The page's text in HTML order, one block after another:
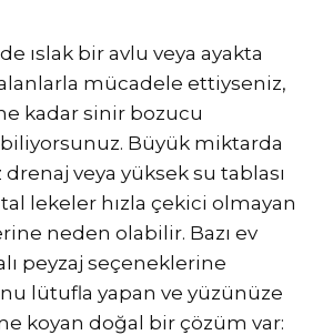
ıslak bir avlu veya ayakta
mücadele ettiyseniz,
kadar sinir bozucu
Büyük miktarda
drenaj veya yüksek su tablası
lekeler hızla çekici olmayan
neden olabilir. Bazı ev
peyzaj seçeneklerine
lütufla yapan ve yüzünüze
koyan doğal bir çözüm var: